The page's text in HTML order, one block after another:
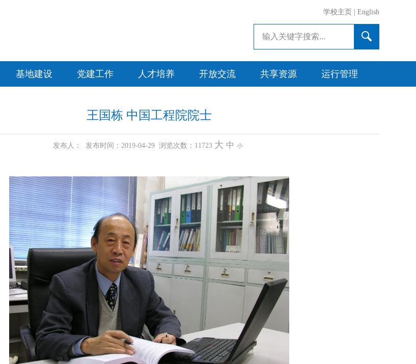
学校主页 English
基地建设 党建工作 人才培养 开放交流 共享资源 运行管理
王国栋 中国工程院院士
发布人： 发布时间：2019-04-29 浏览次数： 11723 大 中 小